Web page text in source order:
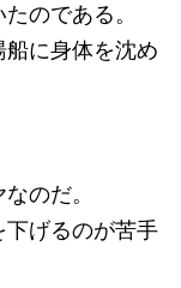
のである。
に身体を沈め
のだ。
げるのが苦手